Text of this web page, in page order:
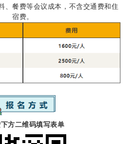
、餐费等会议成本，不含交通费和住
宿费。
方二维码填写表单